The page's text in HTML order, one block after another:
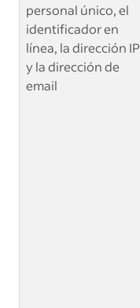
personal único, el
identificador en
línea, la dirección IP
y la dirección de
email